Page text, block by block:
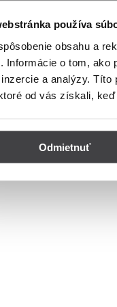
používa
obsahu a
Informácie o tom, ako
a analýzy.
od vás získali,
Odmietnuť